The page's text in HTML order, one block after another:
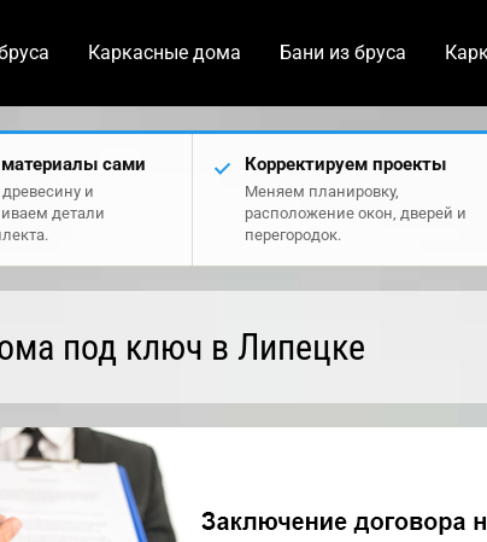
Каркасные дома Бани из бруса
сами
и
детали
Корректируем проекты
Меняем планировку,
расположение окон, дверей и
перегородок.
под ключ в Липецке